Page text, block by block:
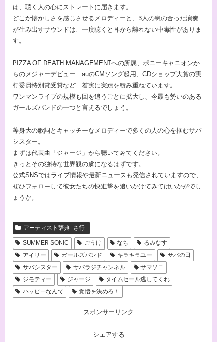
は、聴く人の心にストレートに届きます。
どこか懐かしさを感じさせるメロディーと、3人の息の合った演奏
が生み出すサウンドは、一度聴くと耳から離れない中毒性がありま
す。
PIZZA OF DEATH MANAGEMENTへの所属、ポニーキャニオンか
らのメジャーデビュー、auのCMソング起用、CDショップ大賞の実
行委員特別賞受賞など、着実に実績を積み重ねています。
ワンマンライブの規模も回を追うごとに拡大し、今最も勢いのある
ガールズバンドの一つと言えるでしょう。
等身大の歌詞とキャッチーなメロディーで多くの人の心を掴むサバ
シスター。
まずは代表曲「ジャージ」から聴いてみてください。
きっとその独特な世界観の虜になるはずです。
公式SNSではライブ情報や最新ニュースも発信されていますので、
ぜひフォローして彼女たちの快進撃を追いかけてみてはいかがでし
ょうか。
アーティスト辞典 -さ行-
SUMMER SONIC ごうけ なち
るみなす
アイリー
ガールズバンド キラキラユー
サバの日
サバシスター
サバラジチャンネル
サマソニ
ジモティー
ジャージ
タイムセール逃してくれ
ハッピーなんて
覚悟を決めろ！
スポンサーリンク
シェアする